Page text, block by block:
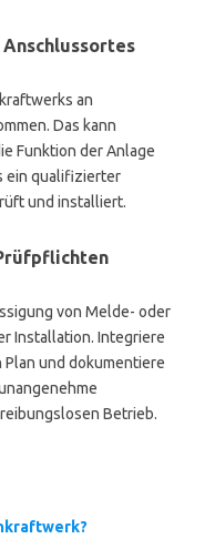
Anschlussortes
an
Das kann
Funktion der Anlage
ein qualifizierter
und installiert.
von Melde- oder
Installation. Integriere
und dokumentiere
Betrieb.